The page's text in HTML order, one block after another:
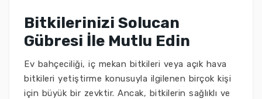
Bitkilerinizi Solucan
Gübresi İle Mutlu Edin
Ev bahçeciliği, iç mekan bitkileri veya açık hava
bitkileri yetiştirme konusuyla ilgilenen birçok kişi
için büyük bir zevktir. Ancak, bitkilerin sağlıklı ve